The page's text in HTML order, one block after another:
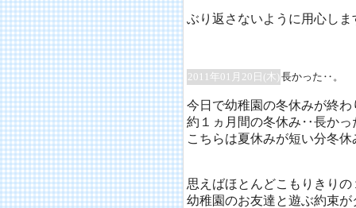
ぶり返さないように用心しま
2011年01月20日(木)長かった‥。
今日で幼稚園の冬休みが終わ
約１ヵ月間の冬休み‥長かっ
こちらは夏休みが短い分冬
思えばほとんどこもりきり
幼稚園のお友達と遊ぶ約束